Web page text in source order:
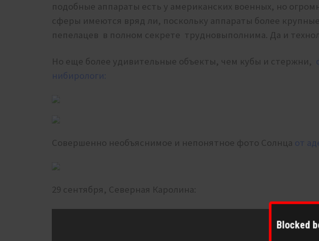
подобные аппараты есть у американских военных, но
сферы имеются вряд ли, поскольку аппараты более
пепелацев в полном секрете трудновыполнима. Да и
Но еще более удивительные объекты, чем кубы и стержни,
нибирологи:
Совершенно необъяснимое и непонятное фото Солнца от
29 сентября, Северная Каролина:
Blocked